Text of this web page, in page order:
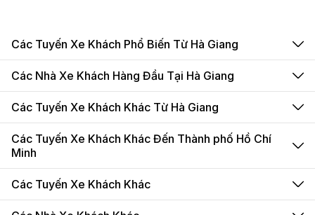
Các Tuyến Xe Khách Phổ Biến Từ Hà Giang
Các Nhà Xe Khách Hàng Đầu Tại Hà Giang
Các Tuyến Xe Khách Khác Từ Hà Giang
Các Tuyến Xe Khách Khác Đến Thành phố Hồ Chí
Minh
Các Tuyến Xe Khách Khác